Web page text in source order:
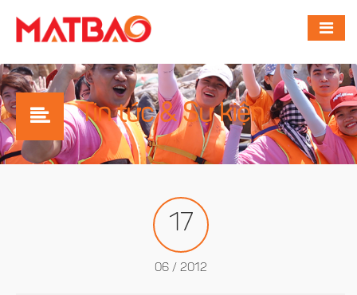
Tin tức & Sự kiện
17
06 / 2012